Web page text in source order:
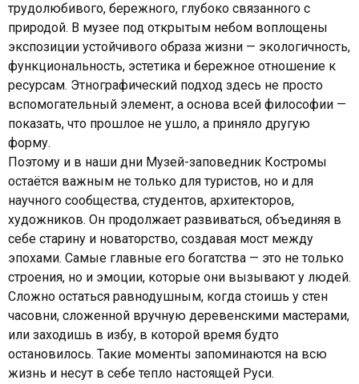
трудолюбивого, бережного, глубоко связанного с
природой. В музее под открытым небом воплощены
экспозиции устойчивого образа жизни — экологичность,
функциональность, эстетика и бережное отношение к
ресурсам. Этнографический подход здесь не просто
вспомогательный элемент, а основа всей философии —
показать, что прошлое не ушло, а приняло другую
форму.
Поэтому и в наши дни Музей-заповедник Костромы
остаётся важным не только для туристов, но и для
научного сообщества, студентов, архитекторов,
художников. Он продолжает развиваться, объединяя в
себе старину и новаторство, создавая мост между
эпохами. Самые главные его богатства — это не только
строения, но и эмоции, которые они вызывают у людей.
Сложно остаться равнодушным, когда стоишь у стен
часовни, сложенной вручную деревенскими мастерами,
или заходишь в избу, в которой время будто
остановилось. Такие моменты запоминаются на всю
жизнь и несут в себе тепло настоящей Руси.